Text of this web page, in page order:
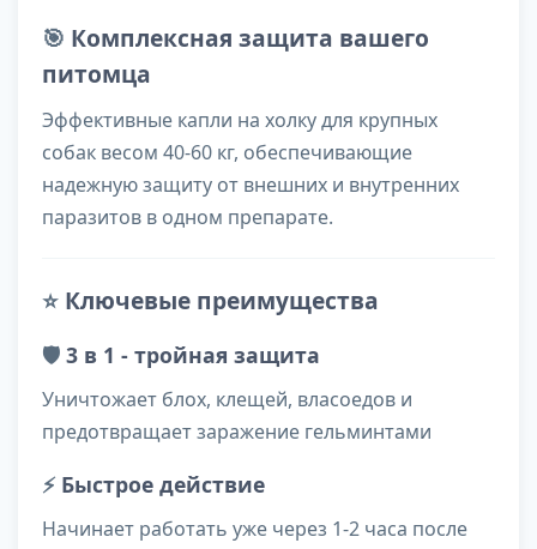
🎯 Комплексная защита вашего
питомца
Эффективные капли на холку для крупных
собак весом 40-60 кг, обеспечивающие
надежную защиту от внешних и внутренних
паразитов в одном препарате.
⭐ Ключевые преимущества
🛡️ 3 в 1 - тройная защита
Уничтожает блох, клещей, власоедов и
предотвращает заражение гельминтами
⚡ Быстрое действие
Начинает работать уже через 1-2 часа после